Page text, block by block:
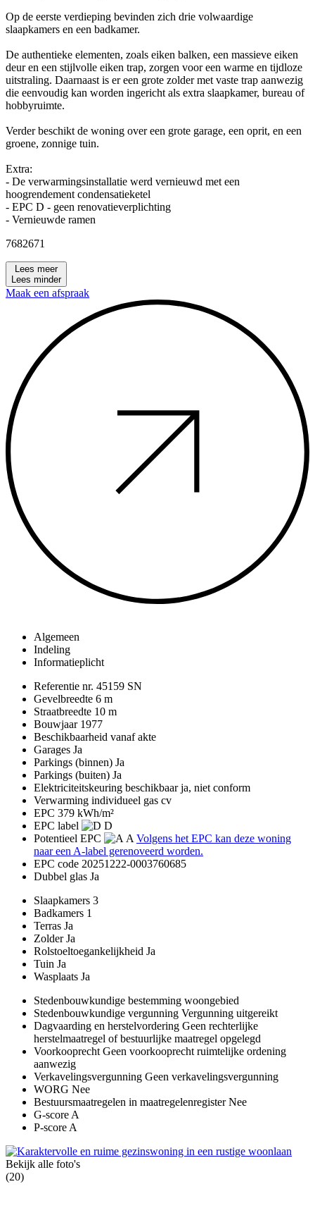
Op de eerste verdieping bevinden zich drie volwaardige
slaapkamers en een badkamer.
De authentieke elementen, zoals eiken balken, een massieve eiken
deur en een stijlvolle eiken trap, zorgen voor een warme en tijdloze
uitstraling. Daarnaast is er een grote zolder met vaste trap aanwezig
die eenvoudig kan worden ingericht als extra slaapkamer, bureau of
hobbyruimte.
Verder beschikt de woning over een grote garage, een oprit, en een
groene, zonnige tuin.
Extra:
- De verwarmingsinstallatie werd vernieuwd met een
hoogrendement condensatieketel
- EPC D - geen renovatieverplichting
- Vernieuwde ramen
7682671
Lees meer
Lees minder
Maak een afspraak
Algemeen
Indeling
Informatieplicht
Referentie nr. 45159 SN
Gevelbreedte 6 m
Straatbreedte 10 m
Bouwjaar1977
Beschikbaarheid vanaf akte
Garages Ja
Parkings (binnen) Ja
Parkings (buiten) Ja
Elektriciteitskeuring beschikbaarja, niet conform
Verwarming individueel gas cv
EPC 379 kWh/m²
EPC label
D
Potentieel EPC
A Volgens het EPC kan deze woning
naar een A-label gerenoveerd worden.
EPC code 20251222-0003760685
Dubbel glas Ja
Slaapkamers 3
Badkamers 1
Terras Ja
ZolderJa
Rolstoeltoegankelijkheid Ja
Tuin Ja
Wasplaats Ja
Stedenbouwkundige bestemming woongebied
Stedenbouwkundige vergunning Vergunning uitgereikt
Dagvaarding en herstelvordering Geen rechterlijke
herstelmaatregel of bestuurlijke maatregel opgelegd
Voorkooprecht Geen voorkooprecht ruimtelijke ordening
aanwezig
Verkavelingsvergunning Geen verkavelingsvergunning
WORG Nee
Bestuursmaatregelen in maatregelenregisterNee
G-score A
P-score A
Bekijk alle foto's
(20)